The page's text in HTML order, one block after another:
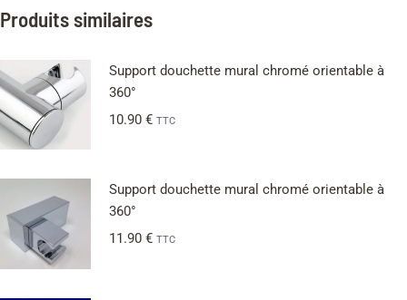
Produits similaires
Support douchette mural chromé orientable à
360°
10.90 € TTC
Support douchette mural chromé orientable à
360°
11.90 € TTC